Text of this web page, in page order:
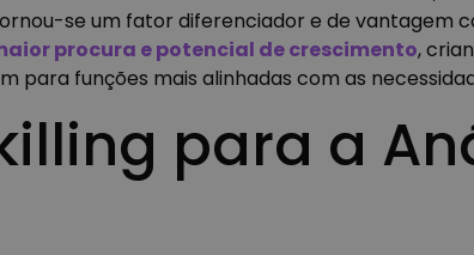
se um fator diferenciador e de vantagem
procura e potencial de crescimento,
para funções mais alinhadas com as
para a